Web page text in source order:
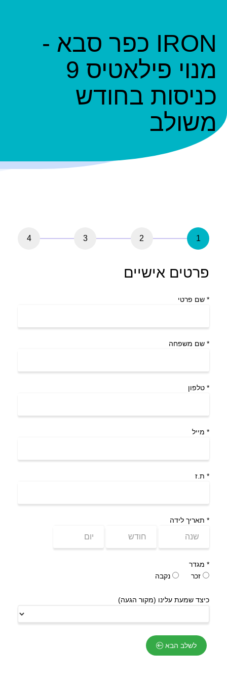
IRON כפר סבא -
מנוי פילאטיס 9
כניסות בחודש
משולב
1
2
3
4
פרטים אישיים
* שם פרטי
* שם משפחה
* טלפון
* מייל
* ת.ז
* תאריך לידה
* מגדר
זכר
נקבה
כיצד שמעת עלינו (מקור הגעה)
לשלב הבא